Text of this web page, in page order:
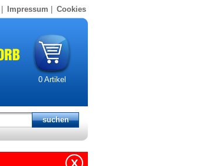
Impressum Cookies
0Artikel
X